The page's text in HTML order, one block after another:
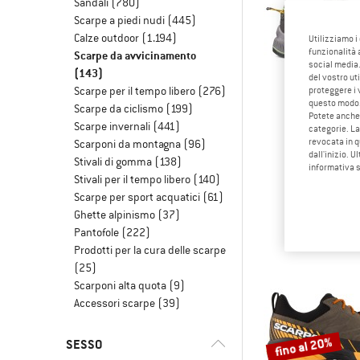
Scarpe a piedi nudi (445)
Calze outdoor (1.194)
Scarpe da avvicinamento
(143)
Scarpe per il tempo libero (276)
Scarpe da ciclismo (199)
Scarpe invernali (441)
Scarponi da montagna (96)
Stivali di gomma (138)
Stivali per il tempo libero (140)
Scarpe per sport acquatici (61)
Ghette alpinismo (37)
Pantofole (222)
Prodotti per la cura delle scarpe
(25)
Scarponi alta quota (9)
Accessori scarpe (39)
SESSO
LA
Women's
fino al 20%
Utilizziamo i
funzionalità
social
del vostro
proteggere i
questo modo.
Potete
categorie.
revocata in
dall'inizio.
informativa